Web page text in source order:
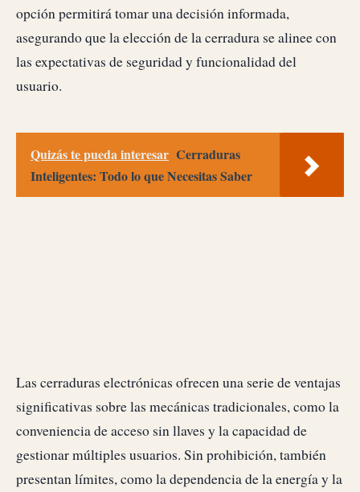
opción permitirá tomar una decisión informada,
asegurando que la elección de la cerradura se alinee con
las expectativas de seguridad y funcionalidad del
usuario.
Quizás te pueda interesar Cerraduras
Inteligentes: Todo lo que Necesitas Saber
Las cerraduras electrónicas ofrecen una serie de ventajas
significativas sobre las mecánicas tradicionales, como la
conveniencia de acceso sin llaves y la capacidad de
gestionar múltiples usuarios. Sin prohibición, también
presentan límites, como la dependencia de la energía y la